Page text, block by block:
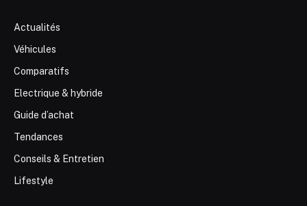
Actualités
Véhicules
Comparatifs
Electrique & hybride
Guide d’achat
Tendances
Conseils & Entretien
Lifestyle